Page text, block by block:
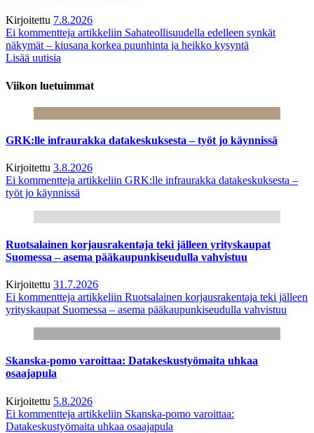
Kirjoitettu 7.8.2026
Ei kommentteja artikkeliin Sahateollisuudella edelleen synkät
näkymät – kiusana korkea puunhinta ja heikko kysyntä
Lisää uutisia
Viikon luetuimmat
GRK:lle infraurakka datakeskuksesta – työt jo käynnissä
Kirjoitettu 3.8.2026
Ei kommentteja artikkeliin GRK:lle infraurakka datakeskuksesta –
työt jo käynnissä
Ruotsalainen korjausrakentaja teki jälleen yrityskaupat
Suomessa – asema pääkaupunkiseudulla vahvistuu
Kirjoitettu 31.7.2026
Ei kommentteja artikkeliin Ruotsalainen korjausrakentaja teki jälleen
yrityskaupat Suomessa – asema pääkaupunkiseudulla vahvistuu
Skanska-pomo varoittaa: Datakeskustyömaita uhkaa
osaajapula
Kirjoitettu 5.8.2026
Ei kommentteja artikkeliin Skanska-pomo varoittaa:
Datakeskustyömaita uhkaa osaajapula